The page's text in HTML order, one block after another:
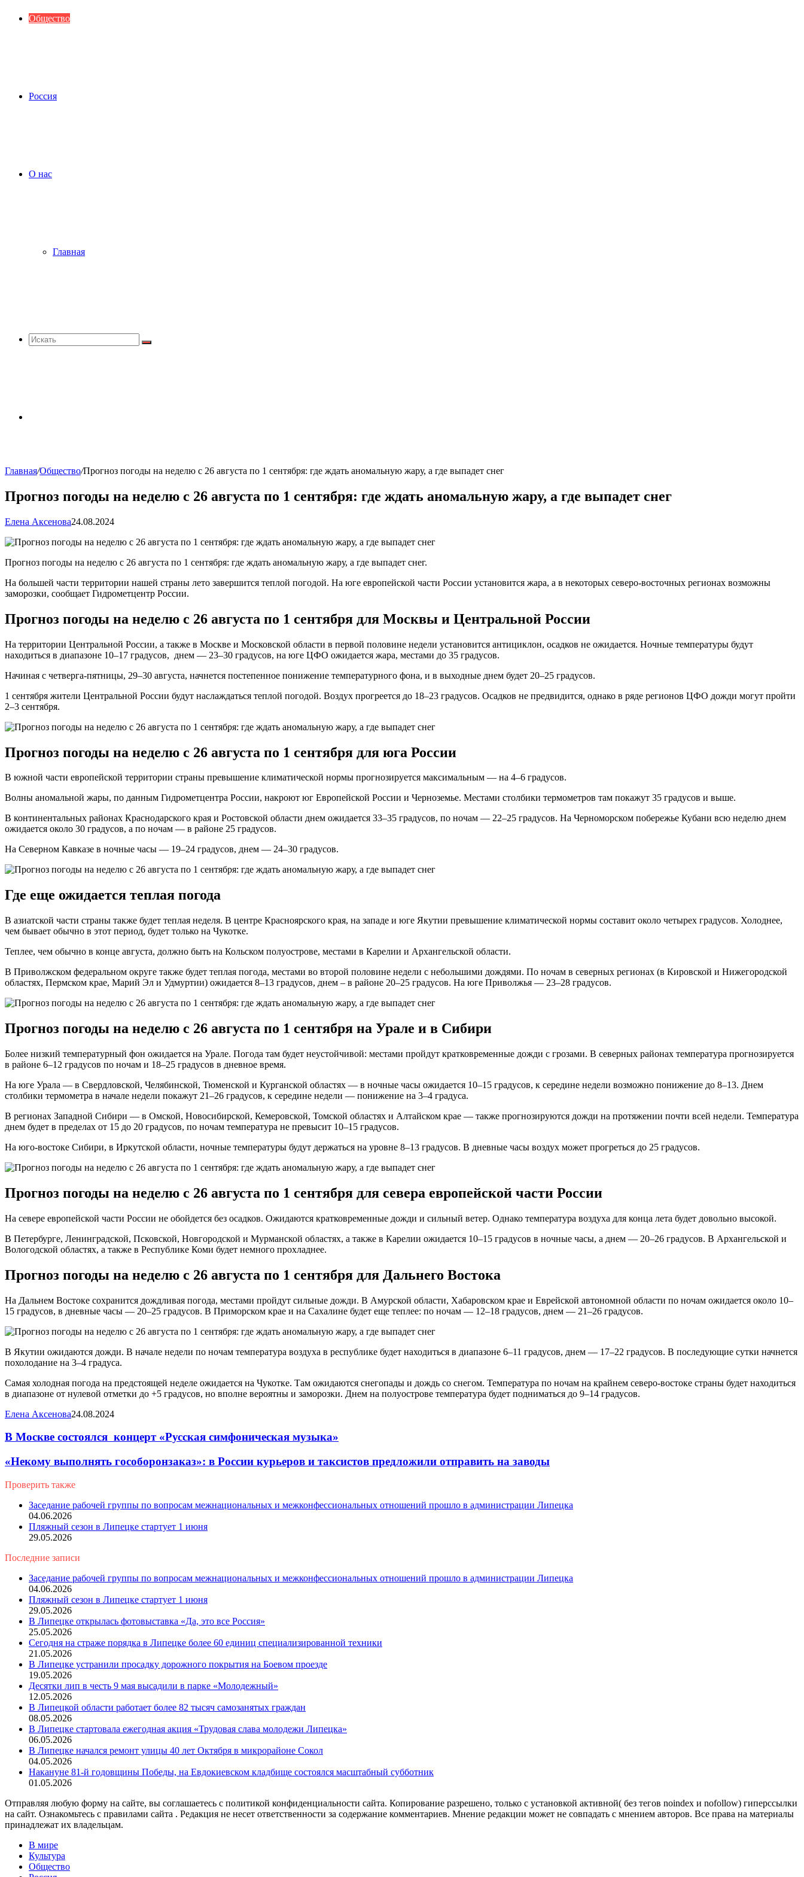
Общество
Россия
О нас
Главная
Искать
Главная/Общество/Прогноз погоды на неделю с 26 августа по 1 сентября: где ждать аномальную жару, а где выпадет снег
Прогноз погоды на неделю с 26 августа по 1 сентября: где ждать аномальную жару, а где выпадет снег
Елена Аксенова24.08.2024
Прогноз погоды на неделю с 26 августа по 1 сентября: где ждать аномальную жару, а где выпадет снег.
На большей части территории нашей страны лето завершится теплой погодой. На юге европейской части России установится жара, а в некоторых северо-восточных регионах возможны
заморозки, сообщает Гидрометцентр России.
Прогноз погоды на неделю с 26 августа по 1 сентября для Москвы и Центральной России
На территории Центральной России, а также в Москве и Московской области в первой половине недели установится антициклон, осадков не ожидается. Ночные температуры будут
находиться в диапазоне 10–17 градусов, днем — 23–30 градусов, на юге ЦФО ожидается жара, местами до 35 градусов.
Начиная с четверга-пятницы, 29–30 августа, начнется постепенное понижение температурного фона, и в выходные днем будет 20–25 градусов.
1 сентября жители Центральной России будут наслаждаться теплой погодой. Воздух прогреется до 18–23 градусов. Осадков не предвидится, однако в ряде регионов ЦФО дожди могут пройти
2–3 сентября.
Прогноз погоды на неделю с 26 августа по 1 сентября для юга России
В южной части европейской территории страны превышение климатической нормы прогнозируется максимальным — на 4–6 градусов.
Волны аномальной жары, по данным Гидрометцентра России, накроют юг Европейской России и Черноземье. Местами столбики термометров там покажут 35 градусов и выше.
В континентальных районах Краснодарского края и Ростовской области днем ожидается 33–35 градусов, по ночам — 22–25 градусов. На Черноморском побережье Кубани всю неделю днем
ожидается около 30 градусов, а по ночам — в районе 25 градусов.
На Северном Кавказе в ночные часы — 19–24 градусов, днем — 24–30 градусов.
Где еще ожидается теплая погода
В азиатской части страны также будет теплая неделя. В центре Красноярского края, на западе и юге Якутии превышение климатической нормы составит около четырех градусов. Холоднее,
чем бывает обычно в этот период, будет только на Чукотке.
Теплее, чем обычно в конце августа, должно быть на Кольском полуострове, местами в Карелии и Архангельской области.
В Приволжском федеральном округе также будет теплая погода, местами во второй половине недели с небольшими дождями. По ночам в северных регионах (в Кировской и Нижегородской
областях, Пермском крае, Марий Эл и Удмуртии) ожидается 8–13 градусов, днем – в районе 20–25 градусов. На юге Приволжья — 23–28 градусов.
Прогноз погоды на неделю с 26 августа по 1 сентября на Урале и в Сибири
Более низкий температурный фон ожидается на Урале. Погода там будет неустойчивой: местами пройдут кратковременные дожди с грозами. В северных районах температура прогнозируется
в районе 6–12 градусов по ночам и 18–25 градусов в дневное время.
На юге Урала — в Свердловской, Челябинской, Тюменской и Курганской областях — в ночные часы ожидается 10–15 градусов, к середине недели возможно понижение до 8–13. Днем
столбики термометра в начале недели покажут 21–26 градусов, к середине недели — понижение на 3–4 градуса.
В регионах Западной Сибири — в Омской, Новосибирской, Кемеровской, Томской областях и Алтайском крае — также прогнозируются дожди на протяжении почти всей недели. Температура
днем будет в пределах от 15 до 20 градусов, по ночам температура не превысит 10–15 градусов.
На юго-востоке Сибири, в Иркутской области, ночные температуры будут держаться на уровне 8–13 градусов. В дневные часы воздух может прогреться до 25 градусов.
Прогноз погоды на неделю с 26 августа по 1 сентября для севера европейской части России
На севере европейской части России не обойдется без осадков. Ожидаются кратковременные дожди и сильный ветер. Однако температура воздуха для конца лета будет довольно высокой.
В Петербурге, Ленинградской, Псковской, Новгородской и Мурманской областях, а также в Карелии ожидается 10–15 градусов в ночные часы, а днем — 20–26 градусов. В Архангельской и
Вологодской областях, а также в Республике Коми будет немного прохладнее.
Прогноз погоды на неделю с 26 августа по 1 сентября для Дальнего Востока
На Дальнем Востоке сохранится дождливая погода, местами пройдут сильные дожди. В Амурской области, Хабаровском крае и Еврейской автономной области по ночам ожидается около 10–
15 градусов, в дневные часы — 20–25 градусов. В Приморском крае и на Сахалине будет еще теплее: по ночам — 12–18 градусов, днем — 21–26 градусов.
В Якутии ожидаются дожди. В начале недели по ночам температура воздуха в республике будет находиться в диапазоне 6–11 градусов, днем — 17–22 градусов. В последующие сутки начнется
похолодание на 3–4 градуса.
Самая холодная погода на предстоящей неделе ожидается на Чукотке. Там ожидаются снегопады и дождь со снегом. Температура по ночам на крайнем северо-востоке страны будет находиться
в диапазоне от нулевой отметки до +5 градусов, но вполне вероятны и заморозки. Днем на полуострове температура будет подниматься до 9–14 градусов.
Елена Аксенова24.08.2024
В Москве состоялся концерт «Русская симфоническая музыка»
«Некому выполнять гособоронзаказ»: в России курьеров и таксистов предложили отправить на заводы
Проверить также
Заседание рабочей группы по вопросам межнациональных и межконфессиональных отношений прошло в администрации Липецка
04.06.2026
Пляжный сезон в Липецке стартует 1 июня
29.05.2026
Последние записи
Заседание рабочей группы по вопросам межнациональных и межконфессиональных отношений прошло в администрации Липецка
04.06.2026
Пляжный сезон в Липецке стартует 1 июня
29.05.2026
В Липецке открылась фотовыставка «Да, это все Россия»
25.05.2026
Сегодня на страже порядка в Липецке более 60 единиц специализированной техники
21.05.2026
В Липецке устранили просадку дорожного покрытия на Боевом проезде
19.05.2026
Десятки лип в честь 9 мая высадили в парке «Молодежный»
12.05.2026
В Липецкой области работает более 82 тысяч самозанятых граждан
08.05.2026
В Липецке стартовала ежегодная акция «Трудовая слава молодежи Липецка»
06.05.2026
В Липецке начался ремонт улицы 40 лет Октября в микрорайоне Сокол
04.05.2026
Накануне 81-й годовщины Победы, на Евдокиевском кладбище состоялся масштабный субботник
01.05.2026
Отправляя любую форму на сайте, вы соглашаетесь с политикой конфиденциальности сайта. Копирование разрешено, только с установкой активной( без тегов noindex и nofollow) гиперссылки
на сайт. Ознакомьтесь с правилами сайта . Редакция не несет ответственности за содержание комментариев. Мнение редакции может не совпадать с мнением авторов. Все права на материалы
принадлежат их владельцам.
В мире
Культура
Общество